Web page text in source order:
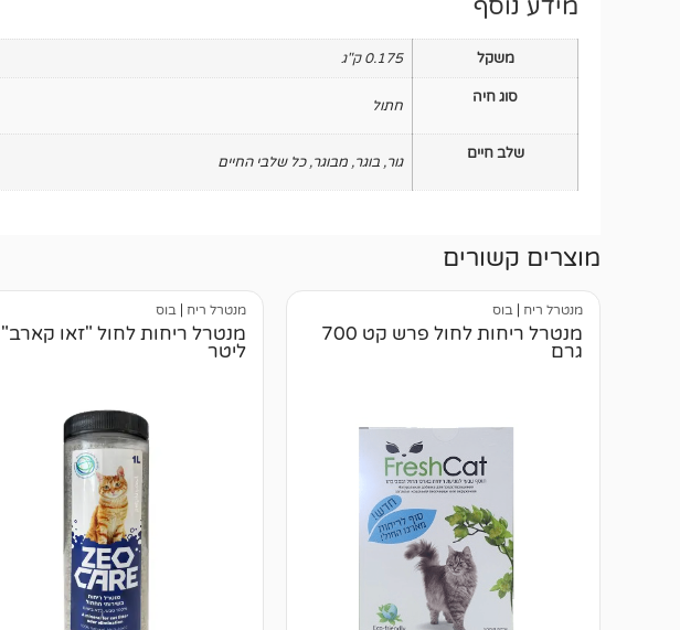
מידע נוסף
משקל 0.175 ק"ג
סוג חיה חתול
שלב חיים גור, בוגר, מבוגר,כל שלבי החיים
מוצרים קשורים
מנטרל ריח בוס
מנטרל ריחות לחול פרש קט 700
גרם
מנטרל ריח בוס
ליטר